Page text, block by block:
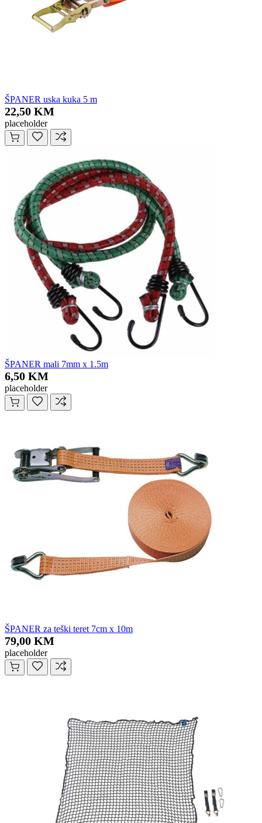
ŠPANER uska kuka 5 m
22,50 KM
placeholder
ŠPANER mali 7mm x 1.5m
6,50 KM
placeholder
ŠPANER za teški teret 7cm x 10m
79,00 KM
placeholder